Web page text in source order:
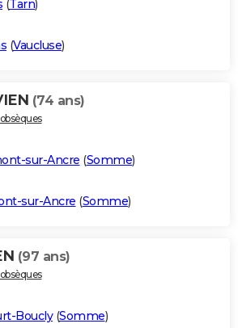
(Tarn)
(Vaucluse)
(74 ans)
sur-Ancre (Somme)
sur-Ancre (Somme)
(97 ans)
Boucly(Somme)